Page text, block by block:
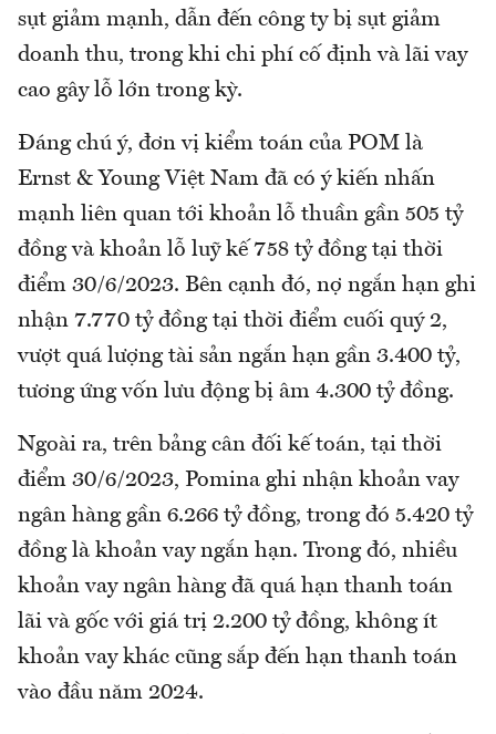
sụt giảm mạnh, dẫn đến công ty bị sụt giảm
doanh thu, trong khi chi phí cố định và lãi vay
cao gây lỗ lớn trong kỳ.
Đáng chú ý, đơn vị kiểm toán của POM là
Ernst & Young Việt Nam đã có ý kiến nhấn
mạnh liên quan tới khoản lỗ thuần gần 505 tỷ
đồng và khoản lỗ luỹ kế 758 tỷ đồng tại thời
điểm 30/6/2023. Bên cạnh đó, nợ ngắn hạn ghi
nhận 7.770 tỷ đồng tại thời điểm cuối quý 2,
vượt quá lượng tài sản ngắn hạn gần 3.400 tỷ,
tương ứng vốn lưu động bị âm 4.300 tỷ đồng.
Ngoài ra, trên bảng cân đối kế toán, tại thời
điểm 30/6/2023, Pomina ghi nhận khoản vay
ngân hàng gần 6.266 tỷ đồng, trong đó 5.420 tỷ
đồng là khoản vay ngắn hạn. Trong đó, nhiều
khoản vay ngân hàng đã quá hạn thanh toán
lãi và gốc với giá trị 2.200 tỷ đồng, không ít
khoản vay khác cũng sắp đến hạn thanh toán
vào đầu năm 2024.